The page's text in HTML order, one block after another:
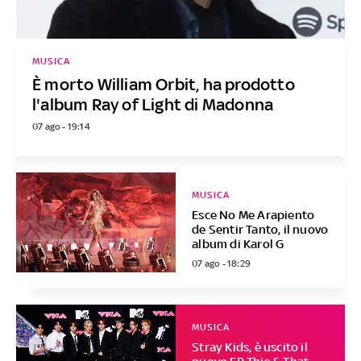
È morto William Orbit, ha prodotto
l'album Ray of Light di Madonna
MUSICA
07 ago - 19:14
Esce No Me Arapiento
de Sentir Tanto, il nuovo
album di Karol G
MUSICA
07 ago - 18:29
Stray Kids, è uscito il
MUSICA